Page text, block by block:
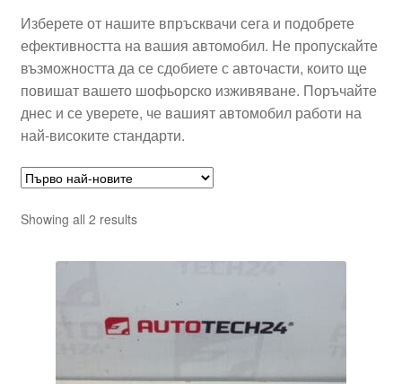
Транспорт
Изберете от нашите впръсквачи сега и подобрете
ефективността на вашия автомобил. Не пропускайте
възможността да се сдобиете с авточасти, които ще
повишат вашето шофьорско изживяване. Поръчайте
днес и се уверете, че вашият автомобил работи на
най-високите стандарти.
Showing all 2 resultsSorted
latest